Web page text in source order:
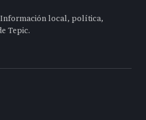
Información local, política,
Tepic.